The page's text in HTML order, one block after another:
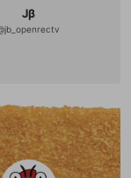
Jβ
jb_openrectv